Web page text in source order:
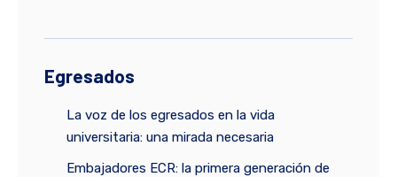
Egresados
La voz de los egresados en la vida
universitaria: una mirada necesaria
Embajadores ECR: la primera generación de